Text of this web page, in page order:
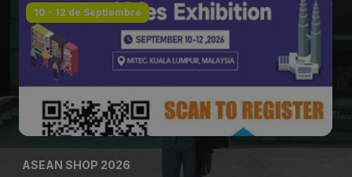
10 - 12 de Septiembre
ASEAN SHOP 2026